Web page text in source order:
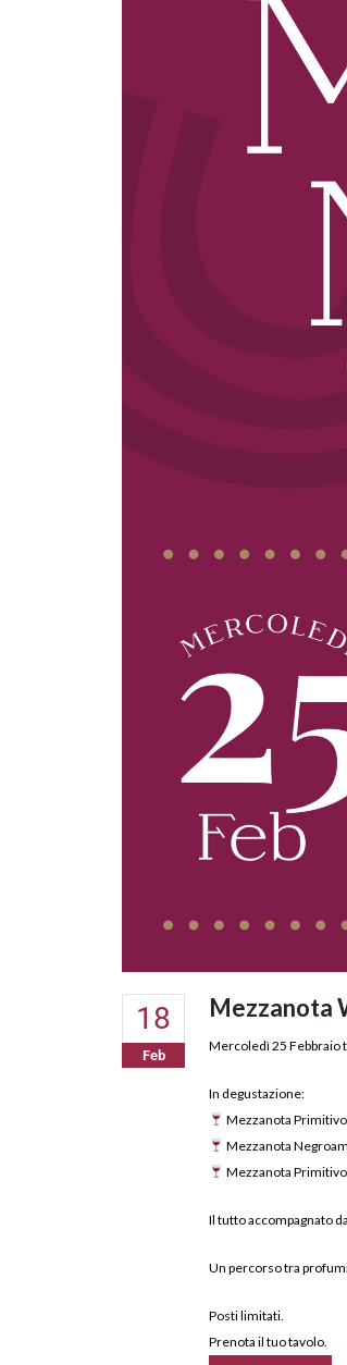
18
Feb
Mezzanota
Mercoledì 25 Febbraio
In degustazione:
Mezzanota Primitivo
Mezzanota
Mezzanota Primitivo
Il tutto accompagnato
Un percorso tra
Posti limitati.
Prenota il tuo tavolo.